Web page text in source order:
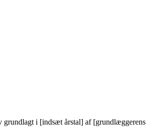
grundlagt i [indsæt årstal] af [grundlæggerens